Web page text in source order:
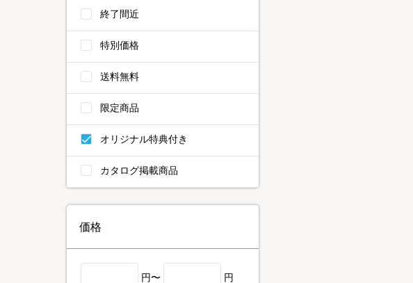
終了間近
特別価格
送料無料
限定商品
オリジナル特典付き
カタログ掲載商品
価格
円〜 円